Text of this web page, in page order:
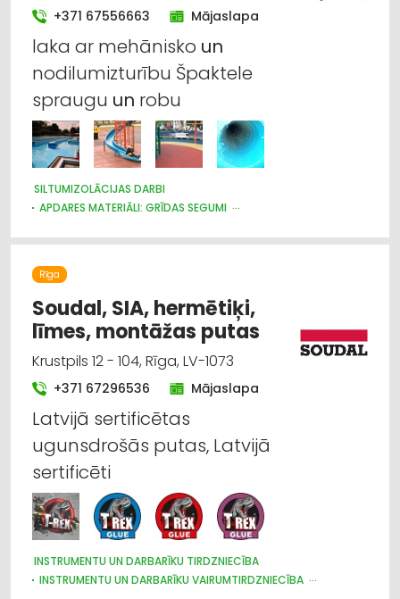
+371 67556663 Mājaslapa
laka ar mehānisko un
nodilumizturību Špaktele
spraugu un robu
SILTUMIZOLĀCIJAS DARBI
APDARES MATERIĀLI: GRĪDAS SEGUMI
TIRDZNIECĪBA
KRĀSAS, LAKAS, BŪVĶĪMIJA: VAIRUMTIRDZNIECĪBA
KRĀSAS UN LAKAS, BŪVĶĪMIJA: RAŽOŠANA
TREPES, KĀPNES
APDARES MATERIĀLI: TIRDZNIECĪBA
APDARES MATERIĀLI: VAIRUMTIRDZNIECĪBA
BŪVMATERIĀLU, BŪVKONSTRUKCIJU RAŽOŠANA
BŪVMATERIĀLU, BŪVKONSTRUKCIJU TIRDZNIECĪBA
BŪVMATERIĀLU, BŪVKONSTRUKCIJU VAIRUMTIRDZNIECĪBA
CELTNIECĪBAS UN REMONTA DARBI
SILTUMAPGĀDE UN SILTUMTĪKLI
UGUNSDZĒSĪBAS UN UGUNSAIZSARDZĪBAS LĪDZEKĻI
Rīga
Soudal, SIA, hermētiķi,
līmes, montāžas putas
Krustpils 12 - 104, Rīga, LV-1073
+371 67296536 Mājaslapa
Latvijā sertificētas
ugunsdrošās putas, Latvijā
sertificēti
INSTRUMENTU UN DARBARĪKU TIRDZNIECĪBA
INSTRUMENTU UN DARBARĪKU VAIRUMTIRDZNIECĪBA